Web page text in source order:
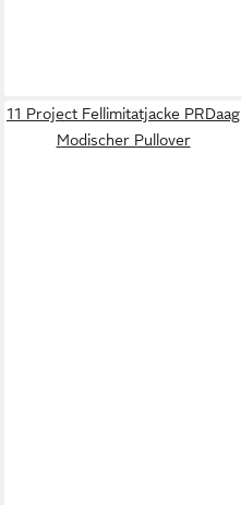
11 Project Fellimitatjacke PRDaag
Modischer Pullover